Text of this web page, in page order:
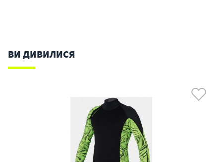
ВИ ДИВИЛИСЯ